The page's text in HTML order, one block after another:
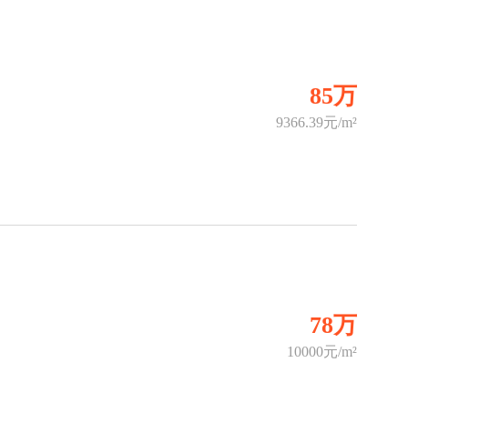
85万
9366.39元/m²
78万
10000元/m²